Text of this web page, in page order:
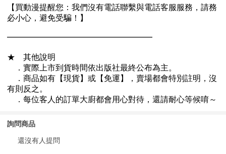
詢問商品
還沒有人提問